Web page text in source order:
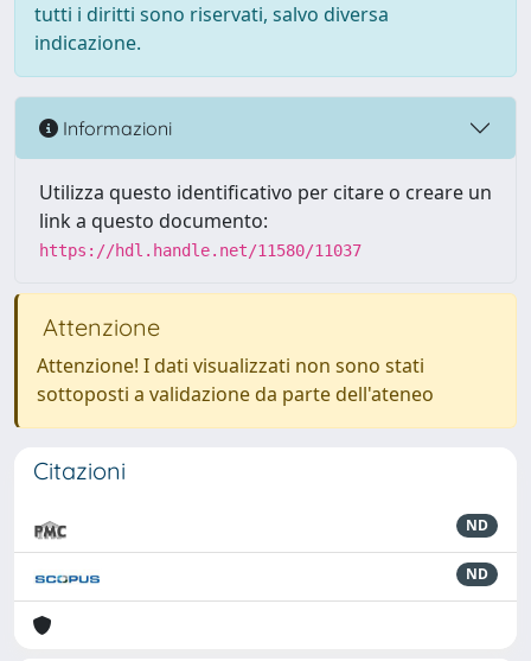
tutti i diritti sono riservati, salvo diversa
indicazione.
Informazioni
Utilizza questo identificativo per citare o creare un
link a questo documento:
https://hdl.handle.net/11580/11037
Attenzione
Attenzione! I dati visualizzati non sono stati
sottoposti a validazione da parte dell'ateneo
Citazioni
ND
ND